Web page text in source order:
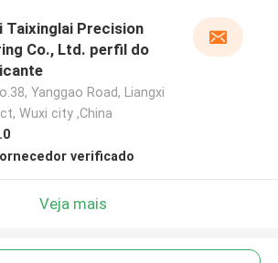
Taixinglai Precision
Co., Ltd. perfil do
Yanggao Road, Liangxi
Wuxi city ,China
verificado
Veja mais